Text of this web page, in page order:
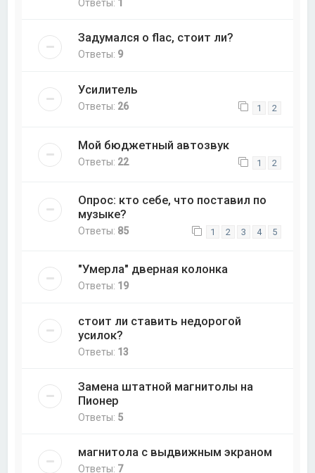
Ответы: 1
Задумался о flac, стоит ли?
Ответы: 9
Усилитель
Ответы: 26 1 2
Мой бюджетный автозвук
Ответы: 22 1 2
Опрос: кто себе, что поставил по
музыке?
Ответы: 85 1 2 3 4 5
"Умерла" дверная колонка
Ответы: 19
стоит ли ставить недорогой
усилок?
Ответы: 13
Замена штатной магнитолы на
Пионер
Ответы: 5
магнитола с выдвижным экраном
Ответы: 7